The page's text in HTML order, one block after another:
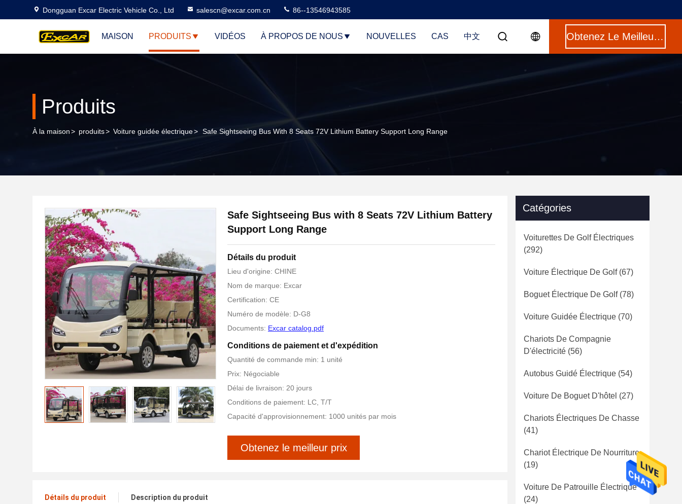
Dongguan Excar Electric Vehicle Co., Ltd salescn@excar.com.cn 86--13546943585
MAISON PRODUITS VIDÉOS À PROPOS DE NOUS NOUVELLES CAS 中文 Obtenez Le Meilleur Prix
Produits
À la maison> produits> Voiture guidée électrique> Safe Sightseeing Bus With 8 Seats 72V Lithium Battery Support Long Range
Safe Sightseeing Bus with 8 Seats 72V Lithium Battery
Support Long Range
Détails du produit
Lieu d'origine: CHINE
Nom de marque: Excar
Certification: CE
Numéro de modèle: D-G8
Documents: Excar catalog.pdf
Conditions de paiement et d'expédition
Quantité de commande min: 1 unité
Prix: Négociable
Délai de livraison: 20 jours
Conditions de paiement: LC, T/T
Capacité d'approvisionnement: 1000 unités par mois
Obtenez le meilleur prix
Détails du produit Description du produit
Catégories
Voiturettes De Golf Électriques
(292)
Voiture Électrique De Golf(67)
Boguet Électrique De Golf(78)
Voiture Guidée Électrique (70)
Chariots De Compagnie
D'électricité (56)
Autobus Guidé Électrique (54)
Voiture De Boguet D'hôtel (27)
Chariots Électriques De Chasse
(41)
Chariot Électrique De Nourriture
(19)
Voiture De Patrouille Électrique
(24)